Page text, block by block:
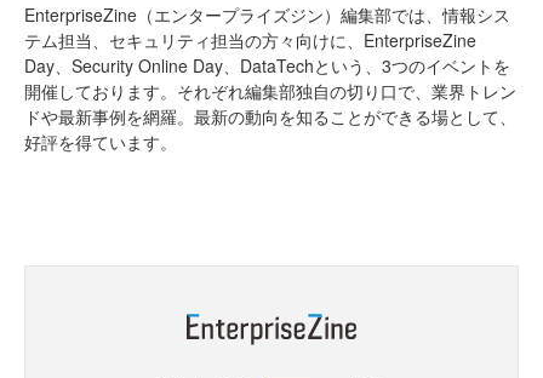
EnterpriseZine（エンタープライズジン）編集部では、情報シス
テム担当、セキュリティ担当の方々向けに、EnterpriseZine
Day、Security Online Day、DataTechという、3つのイベントを
開催しております。それぞれ編集部独自の切り口で、業界トレン
ドや最新事例を網羅。最新の動向を知ることができる場として、
好評を得ています。